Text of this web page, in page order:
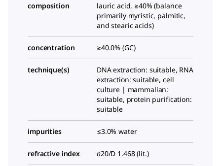
composition
lauric acid, ≥40% (balance
primarily myristic, palmitic,
and stearic acids)
concentration ≥40.0% (GC)
technique(s)
DNA extraction: suitable, RNA
extraction: suitable, cell
culture | mammalian:
suitable, protein purification:
suitable
impurities ≤3.0% water
refractive index n20/D 1.468 (lit.)